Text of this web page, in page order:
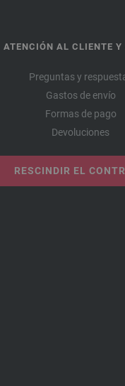
ATENCIÓN AL CLIENTE Y
Preguntas y
Gastos de envío
Formas de pago
Devoluciones
RESCINDIR EL